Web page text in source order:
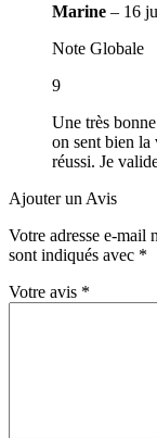
Marine – 16
Note Globale
9
Une très
on sent bien la
réussi. Je
Ajouter un Avis
Votre adresse e-mail
sont indiqués avec *
Votre avis *